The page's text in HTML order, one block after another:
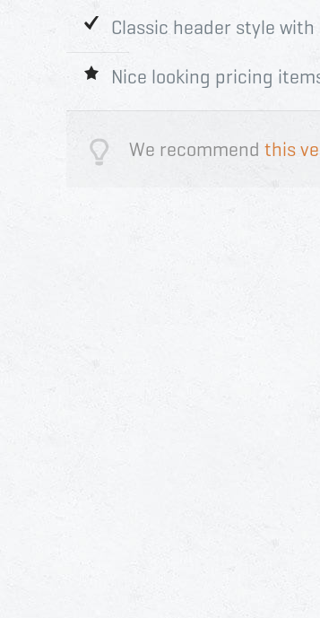
Classic header style
Nice looking pricing
We recommendthis